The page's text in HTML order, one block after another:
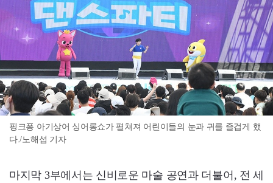
핑크퐁 아기상어 싱어롱쇼가 펼쳐져 어린이들의 눈과 귀를 즐겁게 했
다./노해섭 기자
마지막 3부에서는 신비로운 마술 공연과 더불어, 전 세